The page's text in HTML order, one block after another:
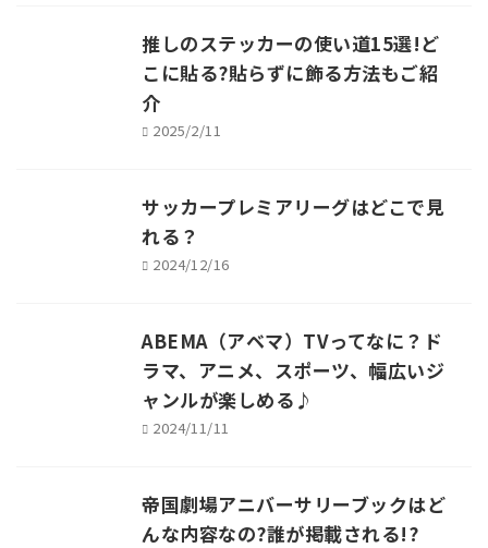
推しのステッカーの使い道15選!ど
こに貼る?貼らずに飾る方法もご紹
介
2025/2/11
サッカープレミアリーグはどこで見
れる？
2024/12/16
ABEMA（アベマ）TVってなに？ド
ラマ、アニメ、スポーツ、幅広いジ
ャンルが楽しめる♪
2024/11/11
帝国劇場アニバーサリーブックはど
んな内容なの?誰が掲載される!?